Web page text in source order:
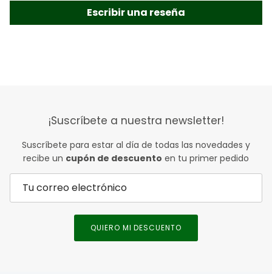
Escribir una reseña
¡Suscríbete a nuestra newsletter!
Suscríbete para estar al día de todas las novedades y
recibe un cupón de descuento en tu primer pedido
QUIERO MI DESCUENTO